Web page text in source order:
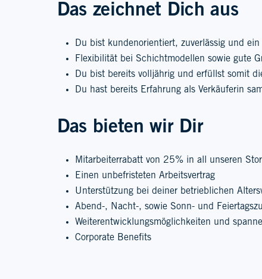
Das zeichnet Dich aus
Du bist kundenorientiert, zuverlässig und ein
Flexibilität bei Schichtmodellen sowie gute
Du bist bereits volljährig und erfüllst somit
Du hast bereits Erfahrung als Verkäuferin
Das bieten wir Dir
Mitarbeiterrabatt von 25% in all unseren
Einen unbefristeten Arbeitsvertrag
Unterstützung bei deiner betrieblichen
Abend-, Nacht-, sowie Sonn- und
Weiterentwicklungsmöglichkeiten und
Corporate Benefits